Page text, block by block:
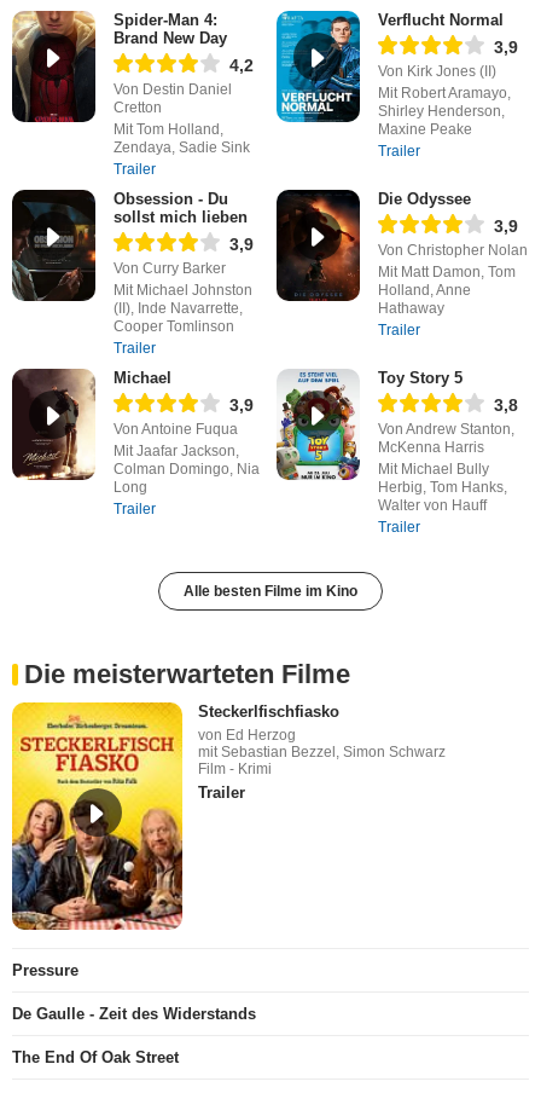
Spider-Man 4:
Brand New Day
4,2
Von Destin Daniel
Cretton
Mit Tom Holland,
Zendaya, Sadie Sink
Trailer
Verflucht Normal
3,9
Von Kirk Jones (II)
Mit Robert Aramayo,
Shirley Henderson,
Maxine Peake
Trailer
Obsession - Du
sollst mich lieben
3,9
Von Curry Barker
Mit Michael Johnston
(II), Inde Navarrette,
Cooper Tomlinson
Trailer
Die Odyssee
3,9
Von Christopher Nolan
Mit Matt Damon, Tom
Holland, Anne
Hathaway
Trailer
Michael
3,9
Von Antoine Fuqua
Mit Jaafar Jackson,
Colman Domingo, Nia
Long
Trailer
Toy Story 5
3,8
Von Andrew Stanton,
McKenna Harris
Mit Michael Bully
Herbig, Tom Hanks,
Walter von Hauff
Trailer
Alle besten Filme im Kino
Die meisterwarteten Filme
Steckerlfischfiasko
von Ed Herzog
mit Sebastian Bezzel, Simon Schwarz
Film - Krimi
Trailer
Pressure
De Gaulle - Zeit des Widerstands
The End Of Oak Street